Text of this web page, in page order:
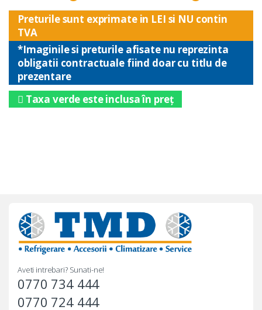
Preturile sunt exprimate in LEI si NU contin
TVA
*Imaginile si preturile afisate nu reprezinta
obligatii contractuale fiind doar cu titlu de
prezentare
Taxa verde este inclusa în preț
Aveti intrebari? Sunati-ne!
0770 734 444
0770 724 444